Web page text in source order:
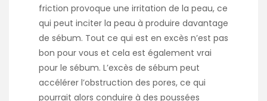
friction provoque une irritation de la peau, ce
qui peut inciter la peau à produire davantage
de sébum. Tout ce qui est en excès n’est pas
bon pour vous et cela est également vrai
pour le sébum. L’excès de sébum peut
accélérer l’obstruction des pores, ce qui
pourrait alors conduire à des poussées